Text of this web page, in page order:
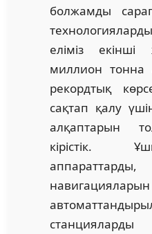
болжамды
еліміз
миллион
рекордтық
сақтап қалу
алқаптарын
кірістік.